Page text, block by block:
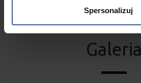
Spersonalizuj
Galeria